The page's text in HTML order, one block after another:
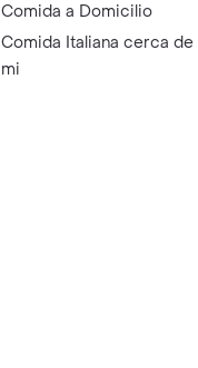
Comida a Domicilio
Comida Italiana cerca de
mi